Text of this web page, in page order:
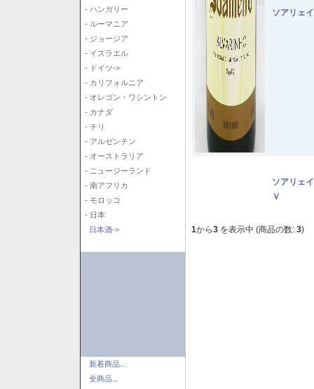
- ハンガリー
- ルーマニア
- ジョージア
- イスラエル
- ドイツ->
- カリフォルニア
- オレゴン・ワシントン
- カナダ
- チリ
- アルゼンチン
- オーストラリア
- ニュージーランド
- 南アフリカ
- モロッコ
- 日本
日本酒->
新着商品...
全商品...
ソアリェ
ソアリェ
Ｖ
1から3 を表示中 (商品の数: 3)